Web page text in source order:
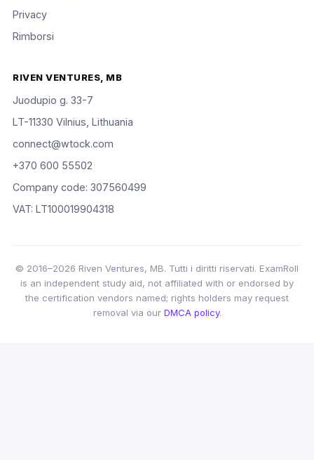
Privacy
Rimborsi
RIVEN VENTURES, MB
Juodupio g. 33-7
LT-11330 Vilnius, Lithuania
connect@wtock.com
+370 600 55502
Company code: 307560499
VAT: LT100019904318
© 2016–2026 Riven Ventures, MB. Tutti i diritti riservati. ExamRoll
is an independent study aid, not affiliated with or endorsed by
the certification vendors named; rights holders may request
removal via our DMCA policy.